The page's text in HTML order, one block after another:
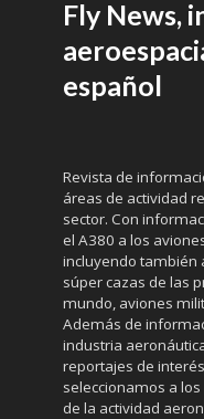
Fly News,
español
Revista de
áreas de actividad
sector. Con
el A380 a los
incluyendo también
súper cazas de las
mundo, aviones
Además de
industria
reportajes de
seleccionamos a
de la actividad